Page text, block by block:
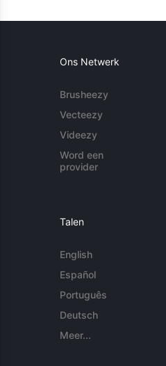
Ons Netwerk
Brusheezy
Vecteezy
Videezy
Word een
provider
Talen
English
Español
Português
Deutsch
Meer...